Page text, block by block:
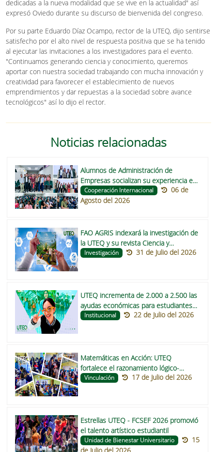
dedicadas a la nueva modalidad que se vive en la actualidad" así
expresó Oviedo durante su discurso de bienvenida del congreso.
Por su parte Eduardo Díaz Ocampo, rector de la UTEQ, dijo sentirse
satisfecho por el alto nivel de respuesta positiva que se ha tenido
al ejecutar las invitaciones a los investigadores para el evento.
"Continuamos generando ciencia y conocimiento, queremos
aportar con nuestra sociedad trabajando con mucha innovación y
creatividad para favorecer el establecimiento de nuevos
emprendimientos y dar repuestas a la sociedad sobre avance
tecnológicos" así lo dijo el rector.
Noticias relacionadas
Alumnos de Administración de
Empresas socializan su experiencia en
Manizales para inspirar a nuevos
estudiantes a participar en programas
Cooperación Internacional
06 de
Agosto del 2026
FAO AGRIS indexará la investigación de
la UTEQ y su revista Ciencia y
Tecnología
Investigación 31 de Julio del 2026
UTEQ incrementa de 2.000 a 2.500 las
ayudas económicas para estudiantes
de pregrado en 2026
Institucional 22 de Julio del 2026
Matemáticas en Acción: UTEQ
fortalece el razonamiento lógico-
matemático en escuelas de Buena Fe y
Vinculación 17 de Julio del 2026
Estrellas UTEQ - FCSEF 2026 promovió
el talento artístico estudiantil
Unidad de Bienestar Universitario
15